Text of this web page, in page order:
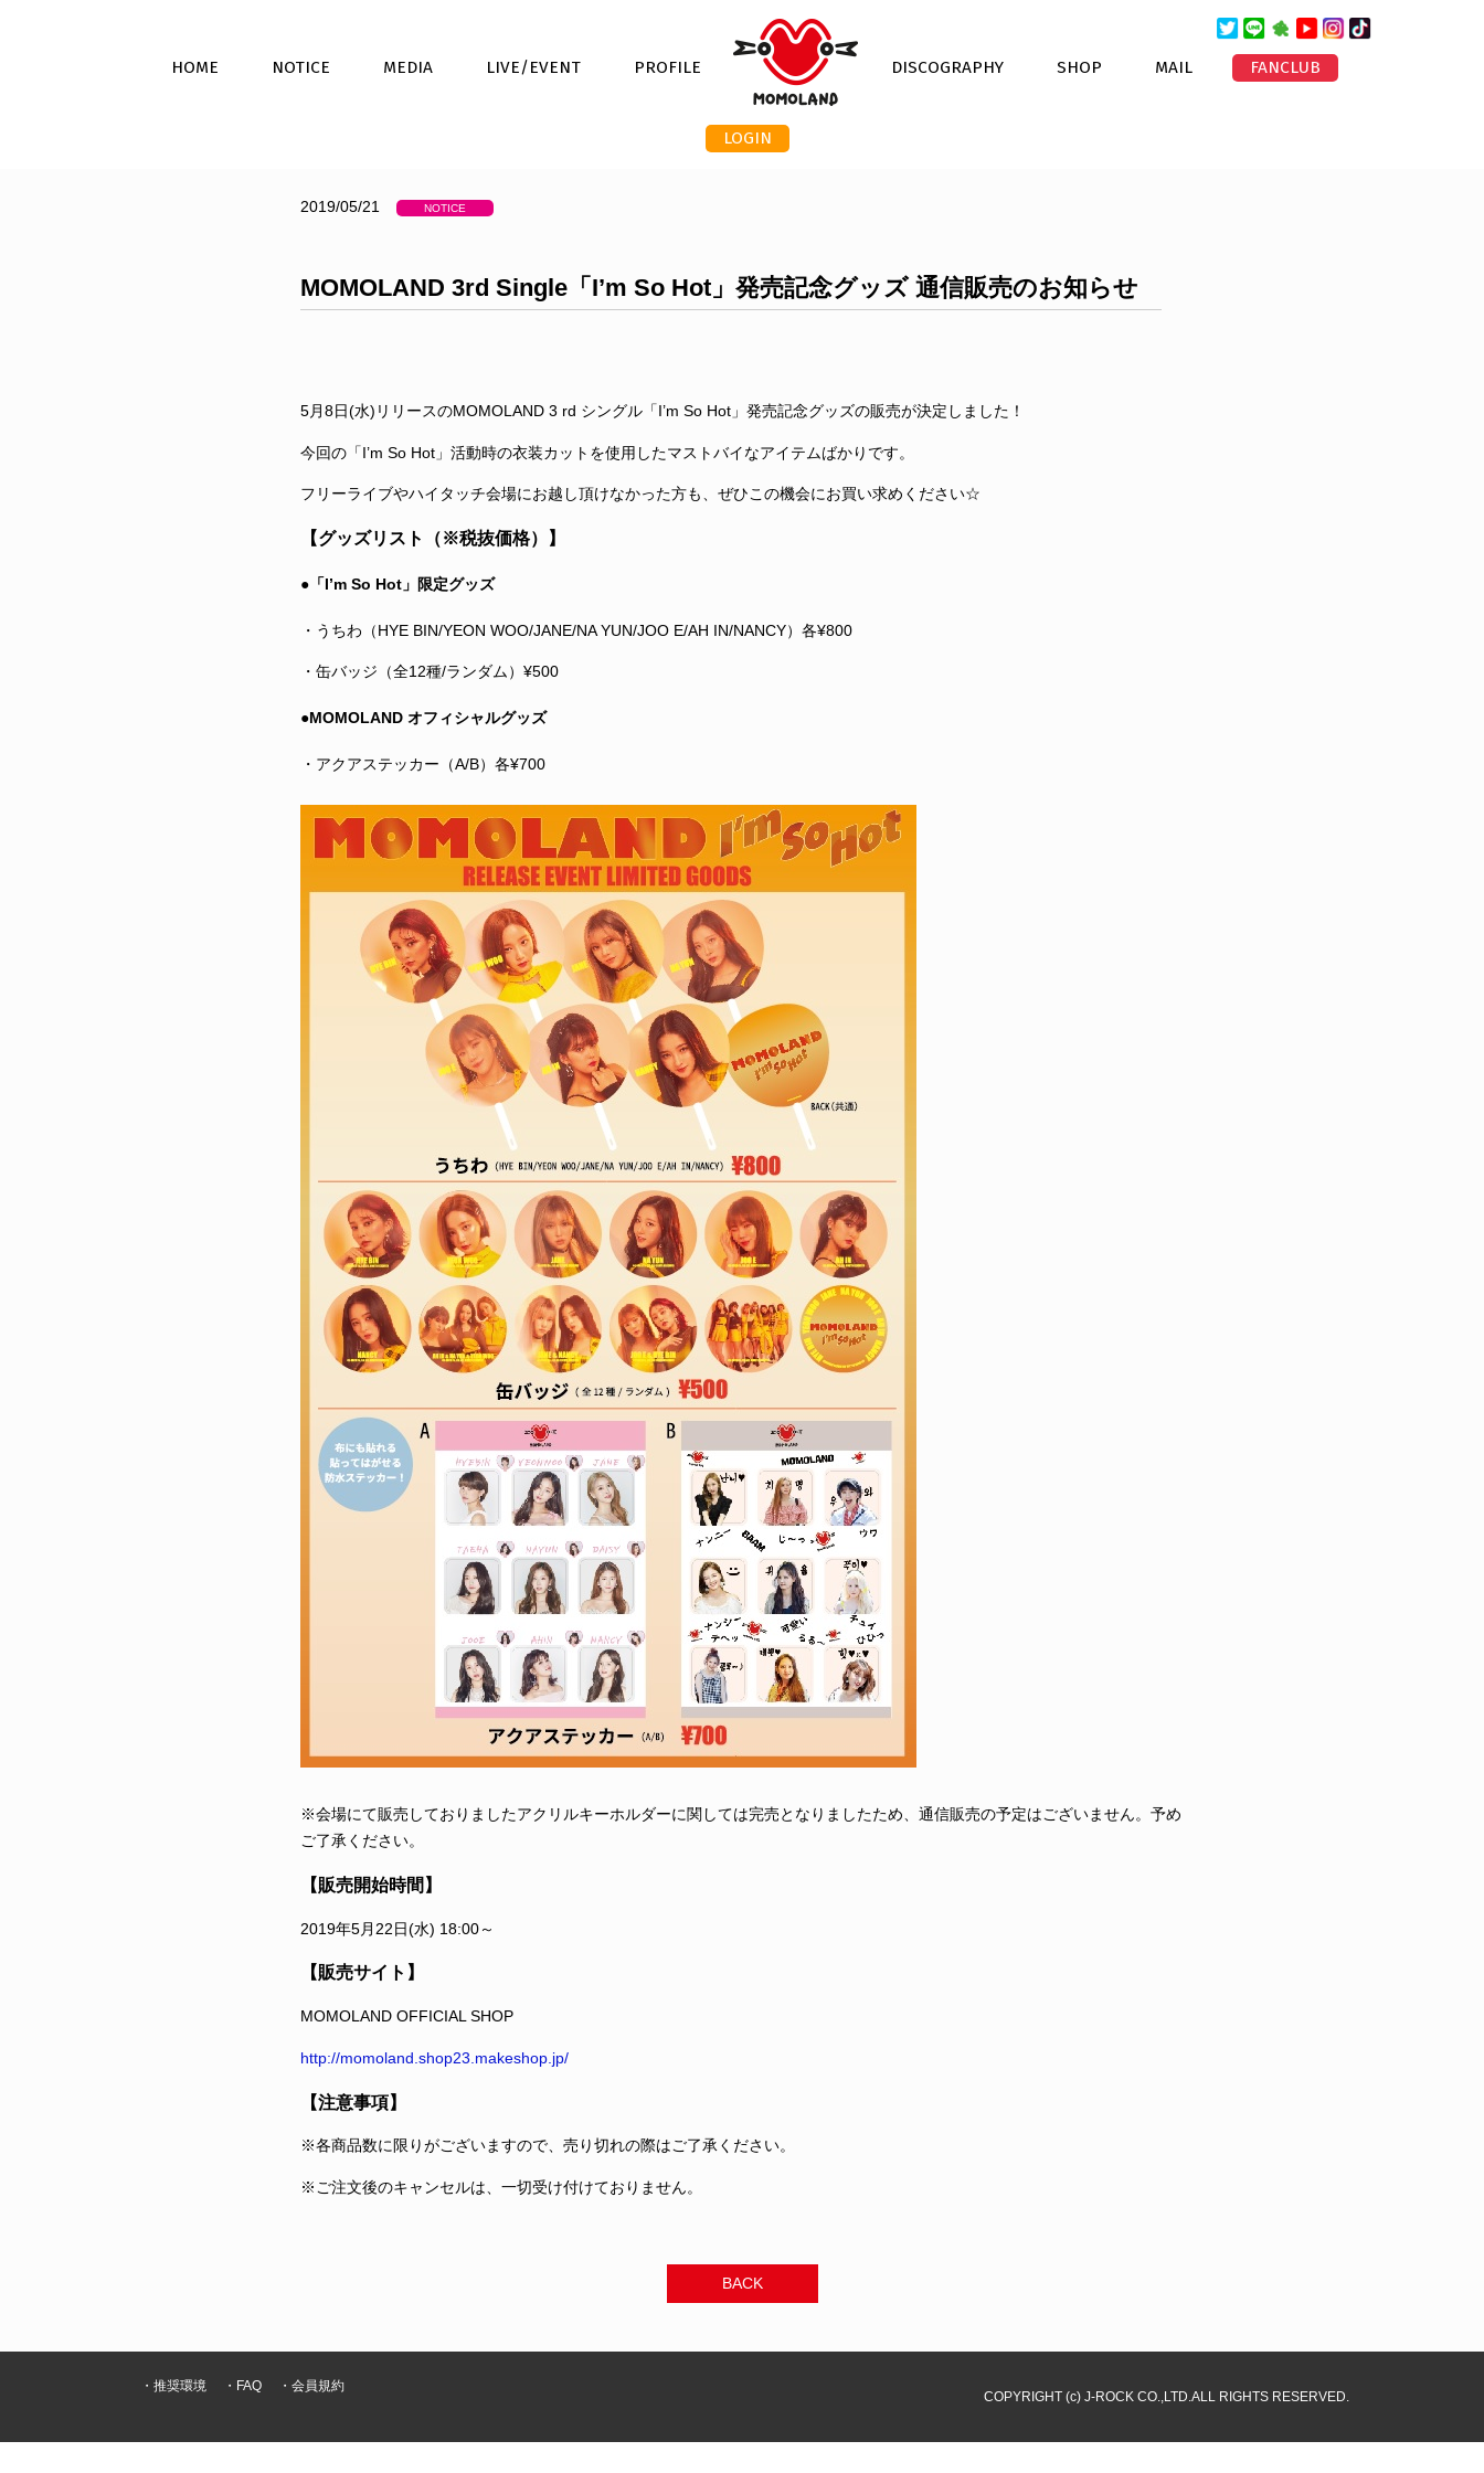
HOME NOTICE MEDIA LIVE/EVENT PROFILE DISCOGRAPHY SHOP MAIL FANCLUB
LOGIN
2019/05/21 NOTICE
MOMOLAND 3rd Single「I’m So Hot」発売記念グッズ 通信販売のお知らせ
5月8日(水)リリースのMOMOLAND 3 rd シングル「I’m So Hot」発売記念グッズの販売が決定しました！
今回の「I’m So Hot」活動時の衣装カットを使用したマストバイなアイテムばかりです。
フリーライブやハイタッチ会場にお越し頂けなかった方も、ぜひこの機会にお買い求めください☆
【グッズリスト（※税抜価格）】
●「I’m So Hot」限定グッズ
・うちわ（HYE BIN/YEON WOO/JANE/NA YUN/JOO E/AH IN/NANCY）各¥800
・缶バッジ（全12種/ランダム）¥500
●MOMOLAND オフィシャルグッズ
・アクアステッカー（A/B）各¥700
※会場にて販売しておりましたアクリルキーホルダーに関しては完売となりましたため、通信販売の予定はございません。予め
ご了承ください。
【販売開始時間】
2019年5月22日(水) 18:00～
【販売サイト】
MOMOLAND OFFICIAL SHOP
http://momoland.shop23.makeshop.jp/
【注意事項】
※各商品数に限りがございますので、売り切れの際はご了承ください。
※ご注文後のキャンセルは、一切受け付けておりません。
BACK
・推奨環境 ・FAQ ・会員規約
COPYRIGHT (c) J-ROCK CO.,LTD.ALL RIGHTS RESERVED.